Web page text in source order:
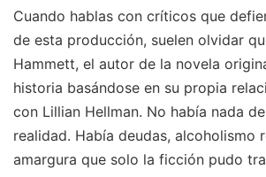
Cuando hablas con críticos que
de esta producción, suelen olvidar
Hammett, el autor de la novela
historia basándose en su propia
con Lillian Hellman. No había nada
realidad. Había deudas, alcoholismo
amargura que solo la ficción pudo